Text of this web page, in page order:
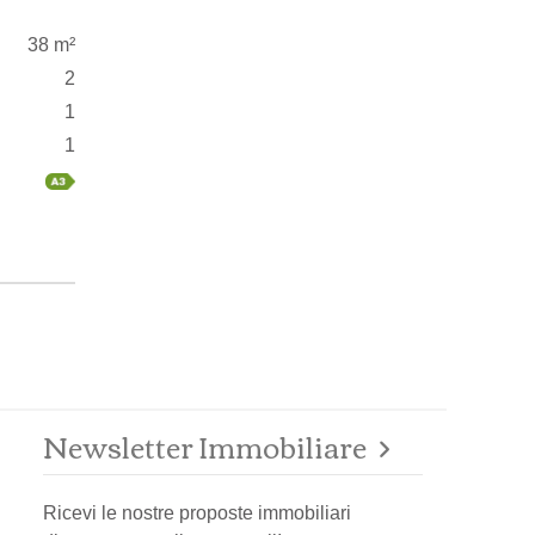
38 m²
2
1
1
Newsletter Immobiliare
Ricevi le nostre proposte immobiliari